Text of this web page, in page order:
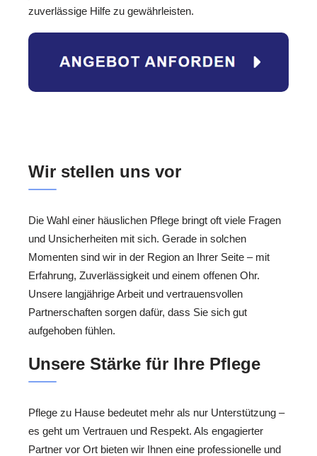
zuverlässige Hilfe zu gewährleisten.
Wir stellen uns vor
Die Wahl einer häuslichen Pflege bringt oft viele Fragen
und Unsicherheiten mit sich. Gerade in solchen
Momenten sind wir in der Region an Ihrer Seite – mit
Erfahrung, Zuverlässigkeit und einem offenen Ohr.
Unsere langjährige Arbeit und vertrauensvollen
Partnerschaften sorgen dafür, dass Sie sich gut
aufgehoben fühlen.
Unsere Stärke für Ihre Pflege
Pflege zu Hause bedeutet mehr als nur Unterstützung –
es geht um Vertrauen und Respekt. Als engagierter
Partner vor Ort bieten wir Ihnen eine professionelle und